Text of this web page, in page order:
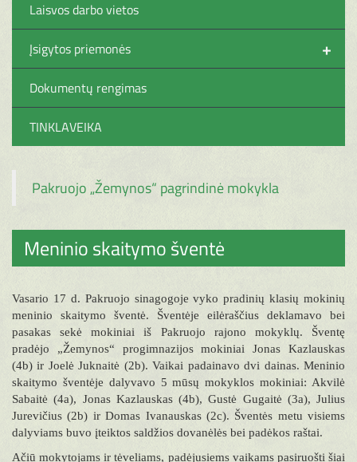
Laisvos darbo vietos
+
Įsigytos priemonės
Dokumentų rengimas
TINKLAVEIKA
Pakruojo „Žemynos“ pagrindinė mokykla
Meninio skaitymo šventė
Vasario 17 d. Pakruojo sinagogoje vyko pradinių klasių mokinių
meninio skaitymo šventė. Šventėje eilėraščius deklamavo bei
pasakas sekė mokiniai iš Pakruojo rajono mokyklų. Šventę
pradėjo „Žemynos“ progimnazijos mokiniai Jonas Kazlauskas
(4b) ir Joelė Juknaitė (2b). Vaikai padainavo dvi dainas. Meninio
skaitymo šventėje dalyvavo 5 mūsų mokyklos mokiniai: Akvilė
Sabaitė (4a), Jonas Kazlauskas (4b), Gustė Gugaitė (3a), Julius
Jurevičius (2b) ir Domas Ivanauskas (2c). Šventės metu visiems
dalyviams buvo įteiktos saldžios dovanėlės bei padėkos raštai.
Ačiū mokytojams ir tėveliams, padėjusiems vaikams pasiruošti šiai